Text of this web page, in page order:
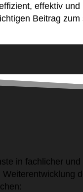
effektiv
Beitrag
in fachlicher